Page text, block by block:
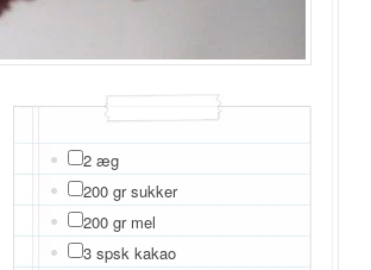
2 æg
200 gr sukker
200 gr mel
3 spsk kakao